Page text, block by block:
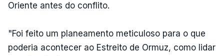
Oriente antes do conflito.
"Foi feito um planeamento meticuloso para o que
poderia acontecer ao Estreito de Ormuz, como lidar